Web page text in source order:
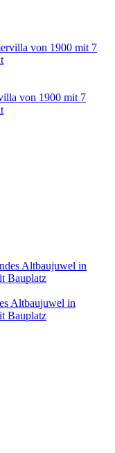
von 1900 mit 7
Altbaujuwel in
Bauplatz